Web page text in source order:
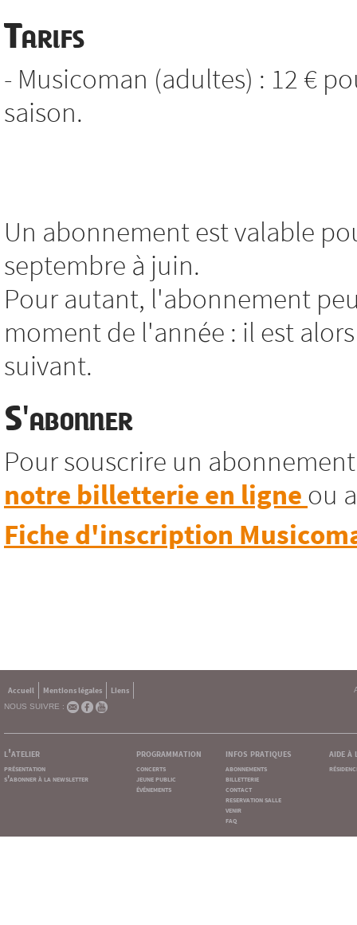
Tarifs
- Musicoman (adultes) : 12 €
saison.
Un abonnement est valable
septembre à juin.
Pour autant, l'abonnement
moment de l'année : il est
suivant.
S'abonner
Pour souscrire un
notre billetterie en ligne ou
Fiche d'inscription
Accueil Mentions légales
Liens
NOUS SUIVRE :
l'atelier
présentation
s'abonner à la newsletter
programmation
concerts
jeune public
événements
infos pratiques
abonnements
billetterie
contact
reservation salle
venir
faq
aide